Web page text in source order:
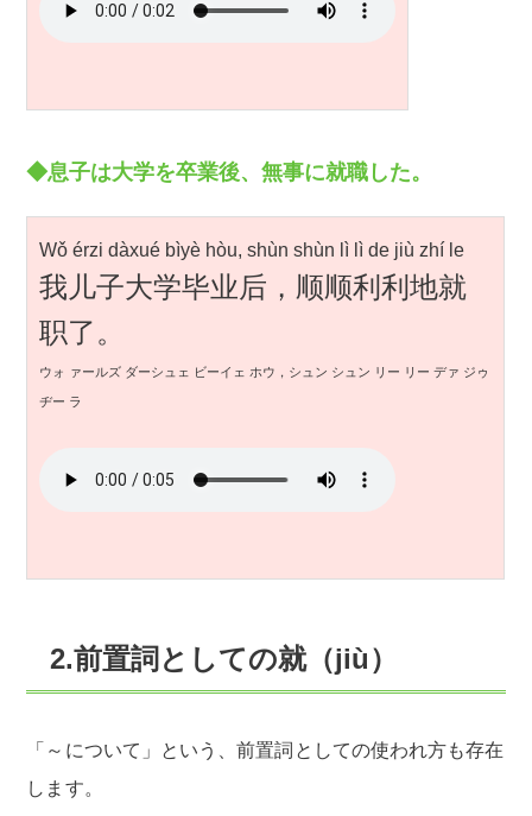
◆息子は大学を卒業後、無事に就職した。
Wǒ érzi dàxué bìyè hòu, shùn shùn lì lì de jiù zhí le
我儿子大学毕业后，顺顺利利地就
职了。
ウォ ァールズ ダーシュェ ビーイェ ホウ，シュン シュン リー リー デァ ジゥ
ヂー ラ
2.前置詞としての就（jiù）
「～について」という、前置詞としての使われ方も存在
します。